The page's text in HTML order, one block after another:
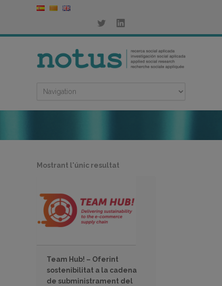
Mostrant l'únic resultat
Team Hub! – Oferint
sostenibilitat a la cadena
de subministrament del